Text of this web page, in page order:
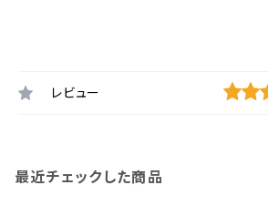
レビュー
最近チェックした商品